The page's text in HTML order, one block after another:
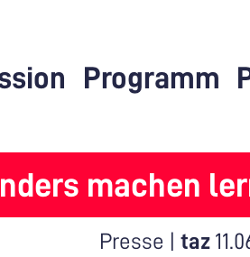
Programm
machen
Presse | taz